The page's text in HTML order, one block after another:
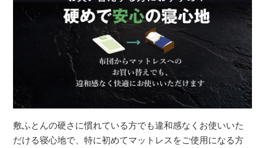
敷ふとんの硬さに慣れている方でも違和感なくお使いいた
だける寝心地で、特に初めてマットレスをご使用になる方